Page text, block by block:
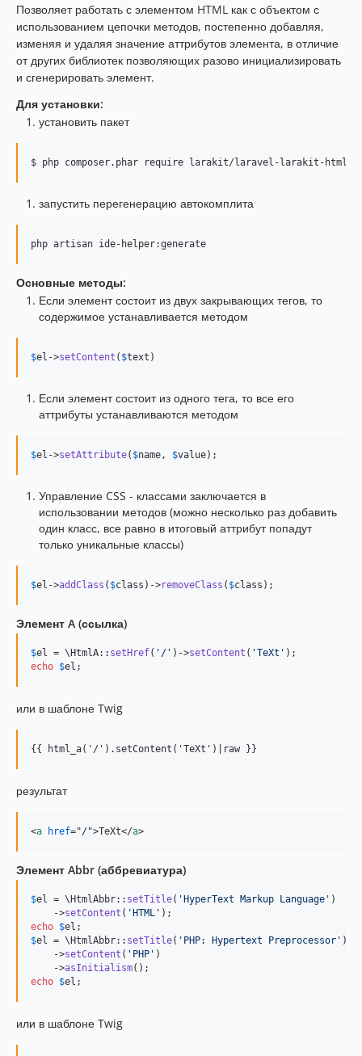
Позволяет работать с элементом HTML как с объектом с
использованием цепочки методов, постепенно добавляя,
изменяя и удаляя значение аттрибутов элемента, в отличие
от других библиотек позволяющих разово инициализировать
и сгенерировать элемент.
Для установки:
установить пакет
$ php composer.phar require larakit/laravel-larakit-html
запустить перегенерацию автокомплита
php artisan ide-helper:generate
Основные методы:
Если элемент состоит из двух закрывающих тегов, то
содержимое устанавливается методом
$el ->setContent ( $text )
Если элемент состоит из одного тега, то все его
аттрибуты устанавливаются методом
$el ->setAttribute( $name , $value);
Управление CSS - классами заключается в
использовании методов (можно несколько раз добавить
один класс, все равно в итоговый аттрибут попадут
только уникальные классы)
$el ->addClass ( $class )->removeClass ( $class );
Элемент A (ссылка)
$el = \HtmlA:: setHref( ' / ' )->setContent ( 'TeXt '
echo $el ;
или в шаблоне Twig
{{ html_a('/').setContent('TeXt')|raw }}
результат
<a href="/">TeXt</a>
Элемент Abbr (аббревиатура)
$el = \HtmlAbbr:: setTitle( 'HyperText Markup Language ' )
    ->
setContent ( 'HTML '
echo $el
$el = \HtmlAbbr:: setTitle( ' PHP: Hypertext Preprocessor ' )
    ->
setContent ( ' PHP ' )
    ->
asInitialism
echo $el ;
или в шаблоне Twig